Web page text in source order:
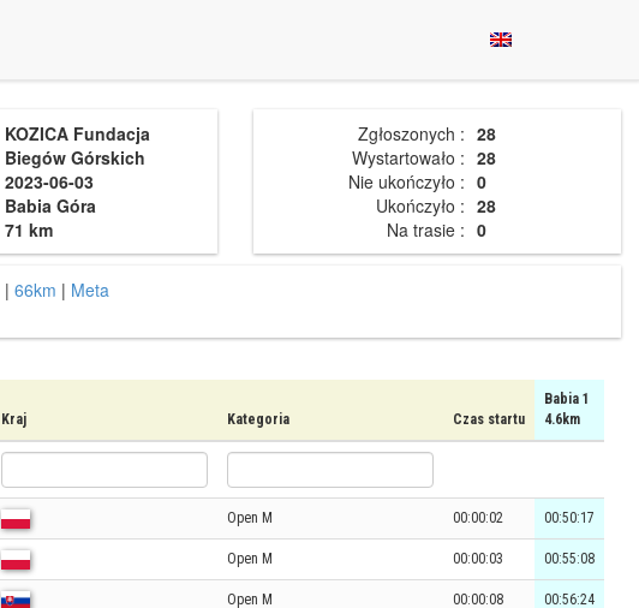
KOZICA Fundacja
Biegów Górskich
2023-06-03
Babia Góra
71 km
Zgłoszonych : 28
Wystartowało : 28
Nie ukończyło : 0
Ukończyło : 28
Na trasie : 0
| 66km | Meta
Kraj Kategoria Czas startu
Babia 1
4.6km
Open M 00:00:02 00:50:17
Open M 00:00:03 00:55:08
Open M 00:00:08 00:56:24